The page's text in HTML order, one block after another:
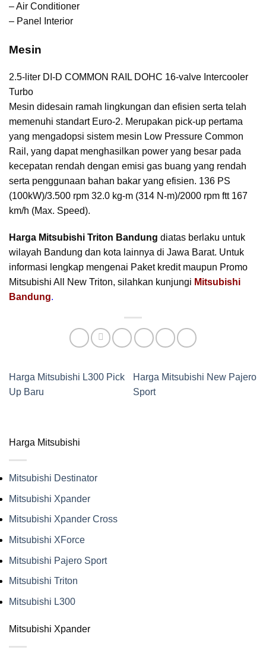
– Air Conditioner
– Panel Interior
Mesin
2.5-liter DI-D COMMON RAIL DOHC 16-valve Intercooler
Turbo
Mesin didesain ramah lingkungan dan efisien serta telah
memenuhi standart Euro-2. Merupakan pick-up pertama
yang mengadopsi sistem mesin Low Pressure Common
Rail, yang dapat menghasilkan power yang besar pada
kecepatan rendah dengan emisi gas buang yang rendah
serta penggunaan bahan bakar yang efisien. 136 PS
(100kW)/3.500 rpm 32.0 kg-m (314 N-m)/2000 rpm ftt 167
km/h (Max. Speed).
Harga Mitsubishi Triton Bandung diatas berlaku untuk
wilayah Bandung dan kota lainnya di Jawa Barat. Untuk
informasi lengkap mengenai Paket kredit maupun Promo
Mitsubishi All New Triton, silahkan kunjungi Mitsubishi
Bandung.
Harga Mitsubishi L300 Pick
Up Baru
Harga Mitsubishi New Pajero
Sport
Harga Mitsubishi
Mitsubishi Destinator
Mitsubishi Xpander
Mitsubishi Xpander Cross
Mitsubishi XForce
Mitsubishi Pajero Sport
Mitsubishi Triton
Mitsubishi L300
Mitsubishi Xpander